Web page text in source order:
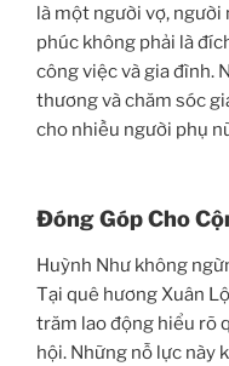
là một người vợ, người
phúc không phải là
công việc và gia đình.
thương và chăm sóc
cho nhiều người phụ
Đóng Góp Cho
Huỳnh Như không
Tại quê hương Xuân
trăm lao động hiểu rõ
hội. Những nỗ lực này